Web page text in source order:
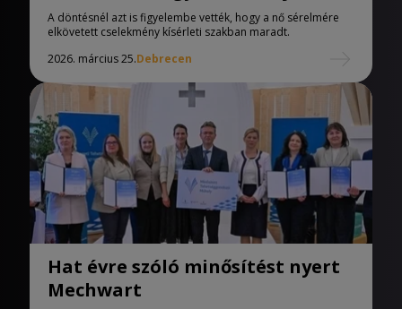
letartóztatását
A döntésnél azt is figyelembe vették, hogy a nő sérelmére
elkövetett cselekmény kísérleti szakban maradt.
2026. március 25.Debrecen
Hat évre szóló minősítést nyert
Mechwart